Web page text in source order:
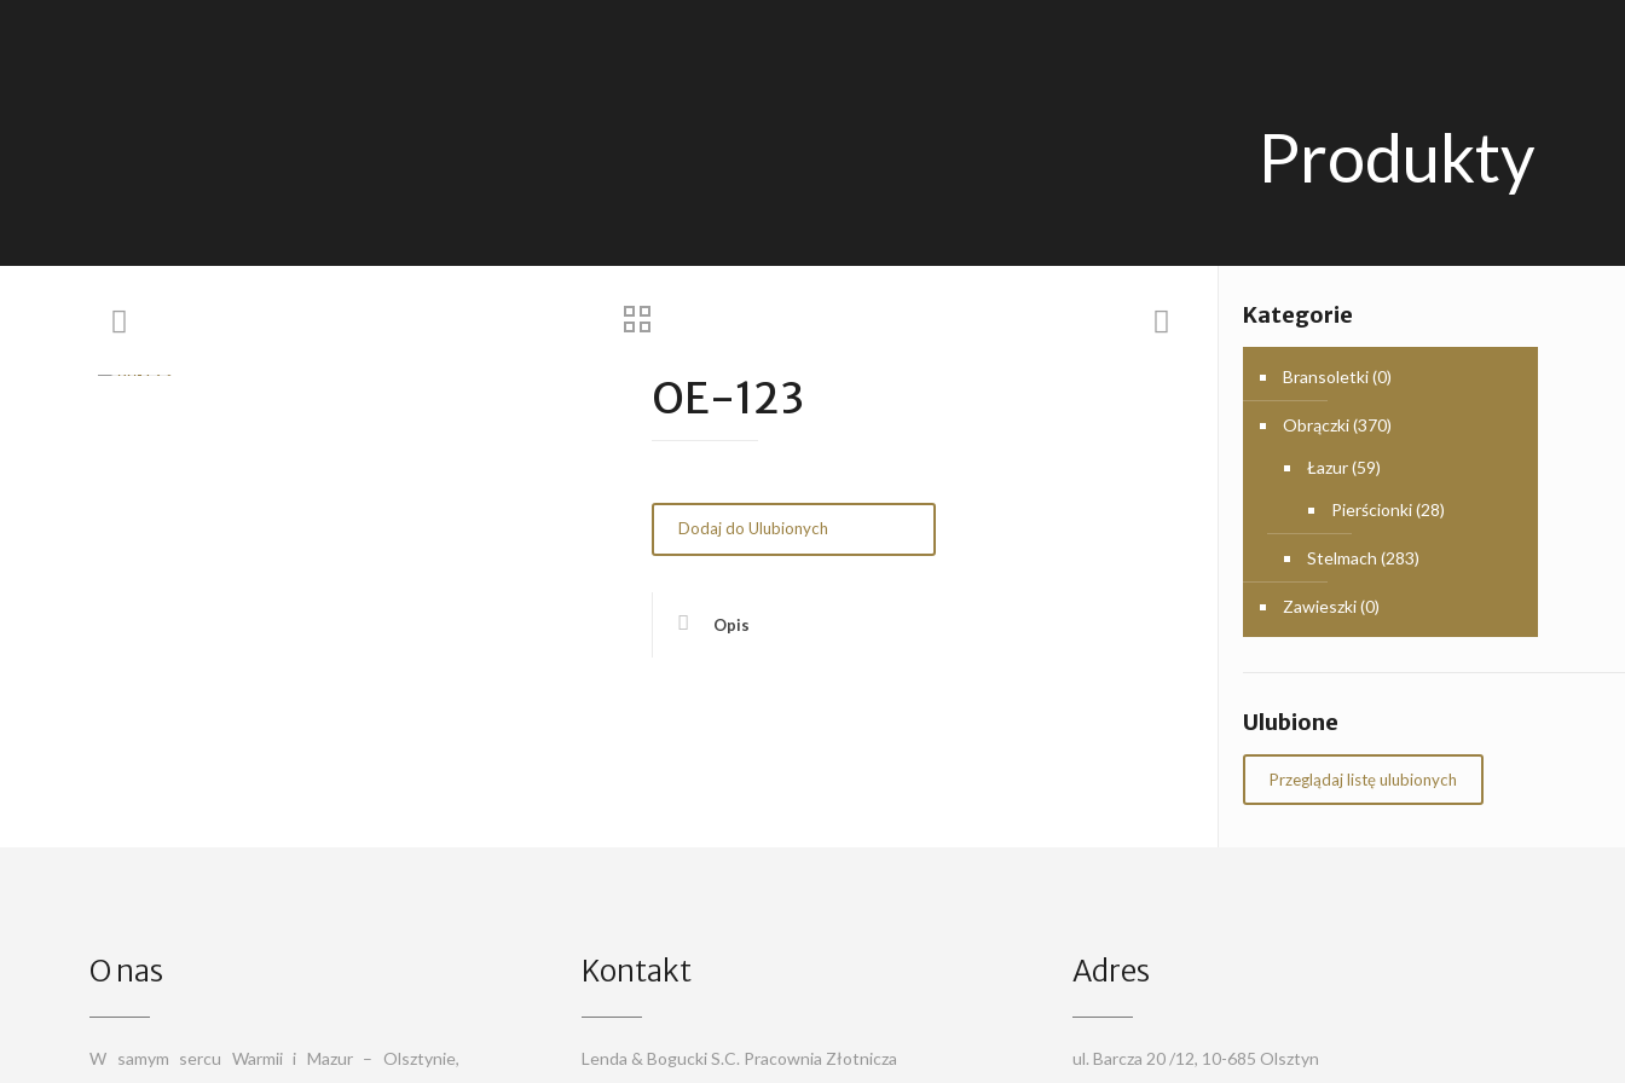
Produkty
OE-123
Dodaj do Ulubionych
Opis
Kategorie
Bransoletki(0)
Obrączki(370)
Łazur(59)
Pierścionki(28)
Stelmach (283)
Zawieszki(0)
Ulubione
Przeglądaj listę ulubionych
O nas
W samym sercu Warmii i Mazur – Olsztynie,
Kontakt
Lenda & Bogucki S.C. Pracownia Złotnicza
Adres
ul. Barcza 20 /12, 10-685 Olsztyn